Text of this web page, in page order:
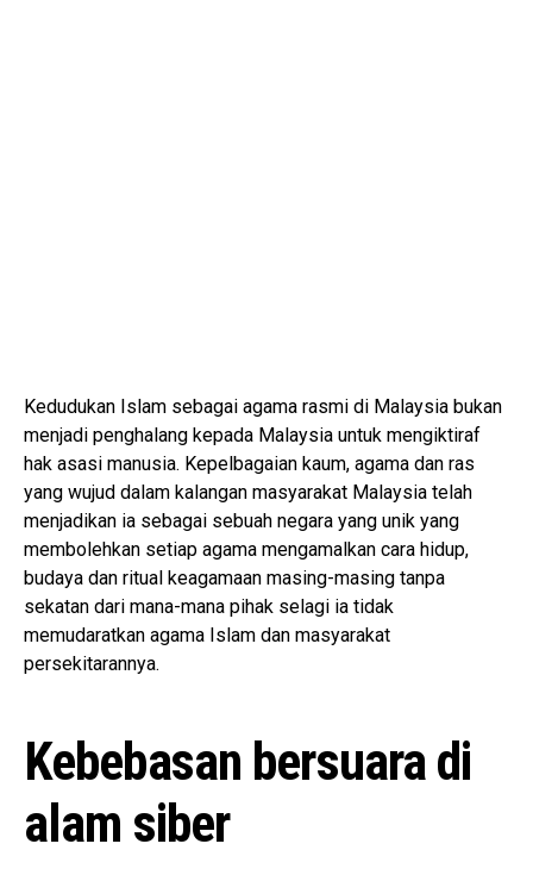
Kedudukan Islam sebagai agama rasmi di Malaysia bukan
menjadi penghalang kepada Malaysia untuk mengiktiraf
hak asasi manusia. Kepelbagaian kaum, agama dan ras
yang wujud dalam kalangan masyarakat Malaysia telah
menjadikan ia sebagai sebuah negara yang unik yang
membolehkan setiap agama mengamalkan cara hidup,
budaya dan ritual keagamaan masing-masing tanpa
sekatan dari mana-mana pihak selagi ia tidak
memudaratkan agama Islam dan masyarakat
persekitarannya.
Kebebasan bersuara di
alam siber